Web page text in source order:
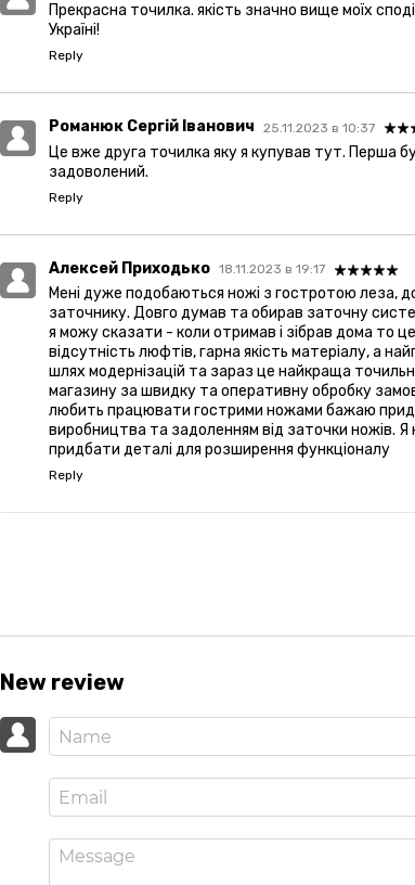
Прекрасна точилка. якість значно вище моїх
Україні!
Reply
Романюк Сергій Іванович 25.11.2023 в 10:37
Це вже друга точилка яку я купував тут. Перша
задоволений.
Reply
Алексей Приходько 18.11.2023 в 19:17
Мені дуже подобаються ножі з гостротою леза,
заточнику. Довго думав та обирав заточну
я можу сказати - коли отримав і зібрав дома то
відсутність люфтів, гарна якість матеріалу, а
шлях модернізацій та зараз це найкраща
магазину за швидку та оперативну обробку
любить працювати гострими ножами бажаю
виробництва та задоленням від заточки
придбати деталі для розширення функціоналу
Reply
New review